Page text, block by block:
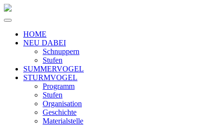
HOME
NEU DABEI
Schnuppern
Stufen
SUMMERVOGEL
STURMVOGEL
Programm
Stufen
Organisation
Geschichte
Materialstelle